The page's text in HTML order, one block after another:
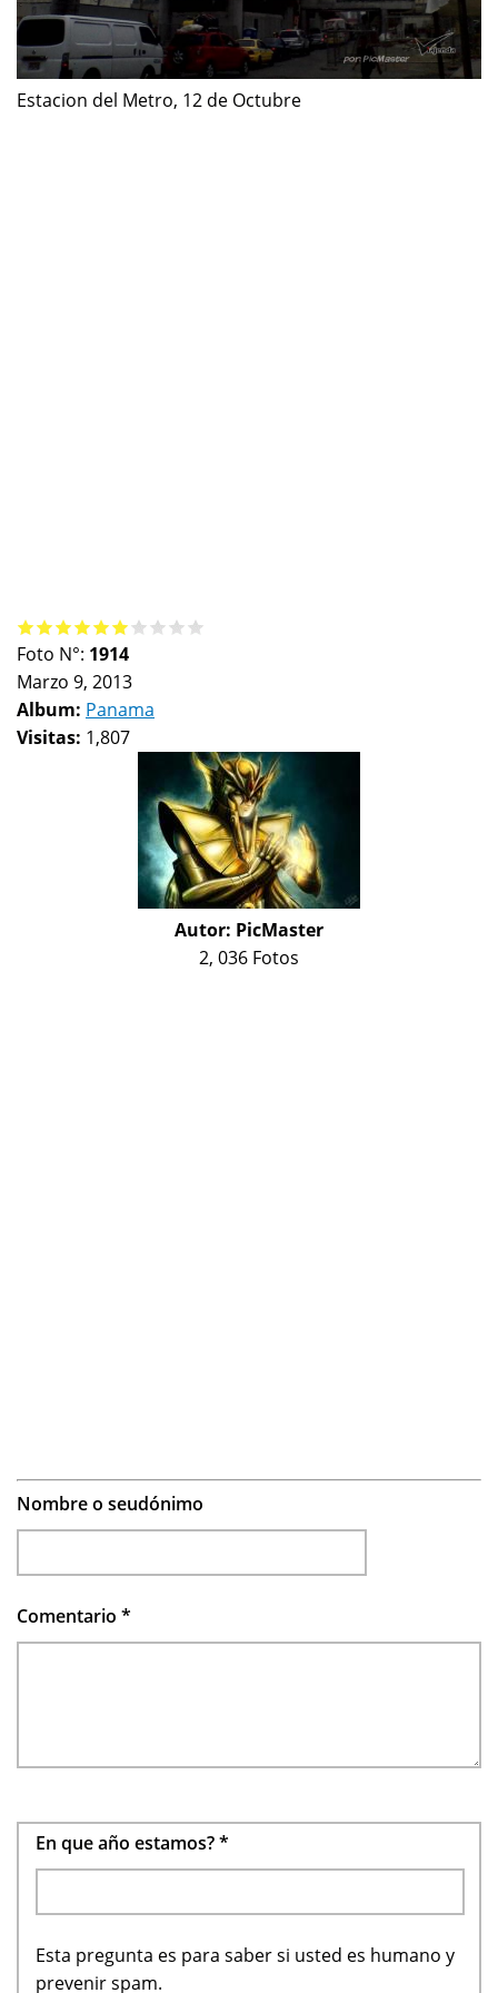
Estacion del Metro, 12 de Octubre
Foto N°: 1914
Marzo 9, 2013
Album: Panama
Visitas: 1,807
Autor: PicMaster
2, 036 Fotos
Nombre o seudónimo
Comentario *
En que año estamos?*
Esta pregunta es para saber si usted es humano y
prevenir spam.